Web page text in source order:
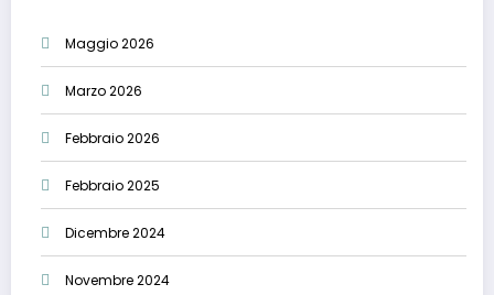
Maggio 2026
Marzo 2026
Febbraio 2026
Febbraio 2025
Dicembre 2024
Novembre 2024